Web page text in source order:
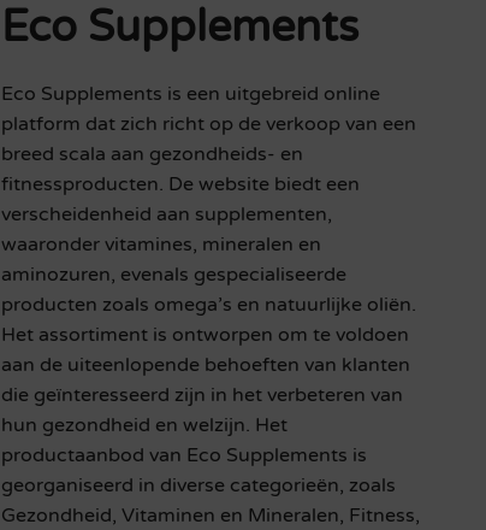
Eco Supplements
Eco Supplements is een uitgebreid online
platform dat zich richt op de verkoop van een
breed scala aan gezondheids- en
fitnessproducten. De website biedt een
verscheidenheid aan supplementen,
waaronder vitamines, mineralen en
aminozuren, evenals gespecialiseerde
producten zoals omega’s en natuurlijke oliën.
Het assortiment is ontworpen om te voldoen
aan de uiteenlopende behoeften van klanten
die geïnteresseerd zijn in het verbeteren van
hun gezondheid en welzijn. Het
productaanbod van Eco Supplements is
georganiseerd in diverse categorieën, zoals
Gezondheid, Vitaminen en Mineralen, Fitness,